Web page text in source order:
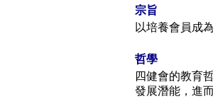
宗旨
以培養會員成
哲學
四健會的教育
發展潛能，進